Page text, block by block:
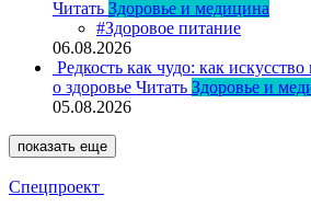
Читать Здоровье и медицина
#Здоровое питание
06.08.2026
Редкость как чудо: как
о здоровье Читать Здоровье и
05.08.2026
показать еще
Спецпроект